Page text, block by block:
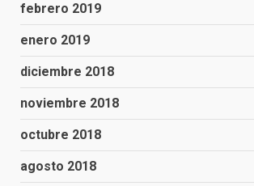
febrero 2019
enero 2019
diciembre 2018
noviembre 2018
octubre 2018
agosto 2018